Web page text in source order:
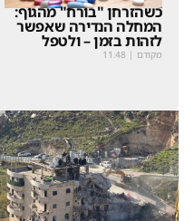
כשהזרחן "בורח" מהגוף:
המחלה הנדירה שאפשר
לזהות בזמן – ולטפל
מקודם |
11:48